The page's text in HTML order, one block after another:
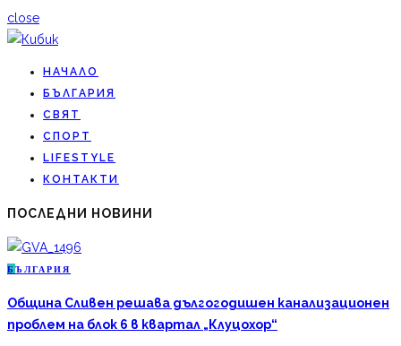
close
НАЧАЛО
БЪЛГАРИЯ
СВЯТ
СПОРТ
LIFESTYLE
КОНТАКТИ
ПОСЛЕДНИ НОВИНИ
Б ЪЛГАРИЯ
Община Сливен решава дългогодишен канализационен
проблем на блок 6 в квартал „Клуцохор“